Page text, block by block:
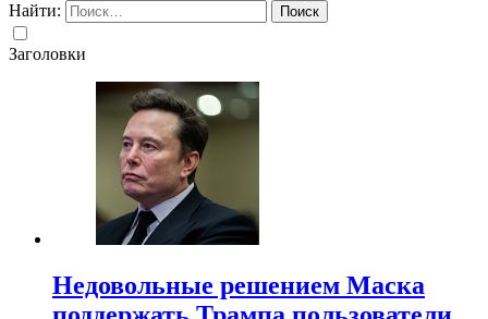
Найти:
Заголовки
Недовольные решением Маска